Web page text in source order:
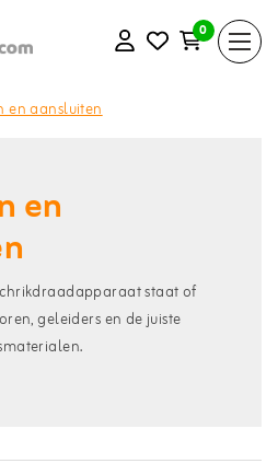
0
en aansluiten
en
staat of
geleiders en de juiste